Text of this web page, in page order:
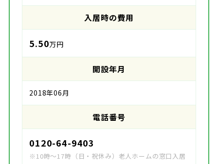
入居時の費用
5.50万円
開設年月
2018年06月
電話番号
0120-64-9403
※10時～17時（日・祝休み）老人ホームの窓口入居